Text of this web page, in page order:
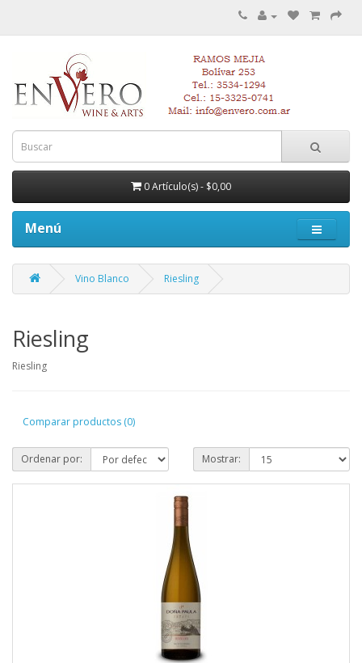
0 Artículo(s) - $0,00
Menú
Vino Blanco Riesling
Riesling
Riesling
Comparar productos (0)
Ordenar por: Mostrar: